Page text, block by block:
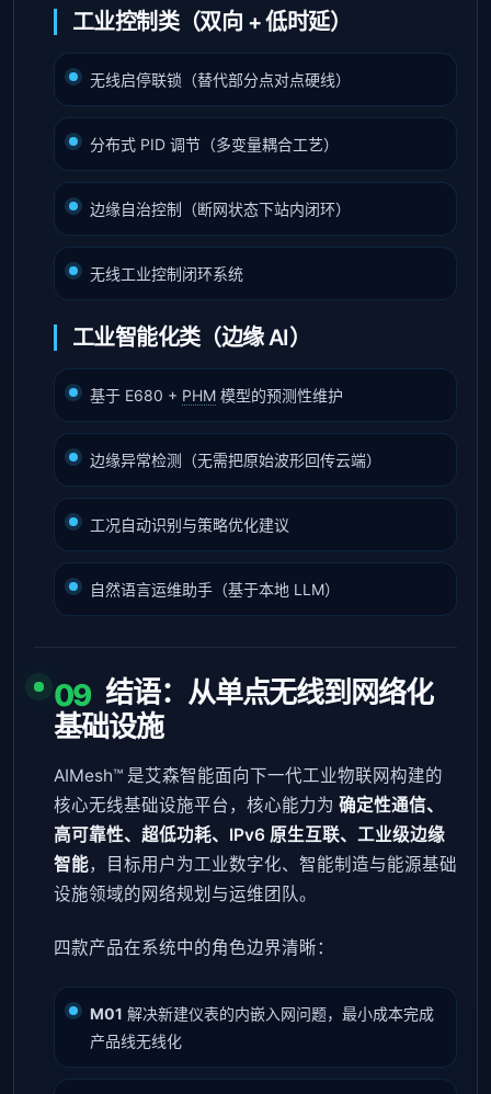
工业控制类（双向 + 低时延）
无线启停联锁（替代部分点对点硬线）
分布式 PID 调节（多变量耦合工艺）
边缘自治控制（断网状态下站内闭环）
无线工业控制闭环系统
工业智能化类（边缘 AI）
基于 E680 + PHM 模型的预测性维护
边缘异常检测（无需把原始波形回传云端）
工况自动识别与策略优化建议
自然语言运维助手（基于本地 LLM）
09 结语：从单点无线到网络化
基础设施
AIMesh™ 是艾森智能面向下一代工业物联网构建的
核心无线基础设施平台，核心能力为 确定性通信、
高可靠性、超低功耗、IPv6 原生互联、工业级边缘
智能，目标用户为工业数字化、智能制造与能源基础
设施领域的网络规划与运维团队。
四款产品在系统中的角色边界清晰：
M01 解决新建仪表的内嵌入网问题，最小成本完成
产品线无线化